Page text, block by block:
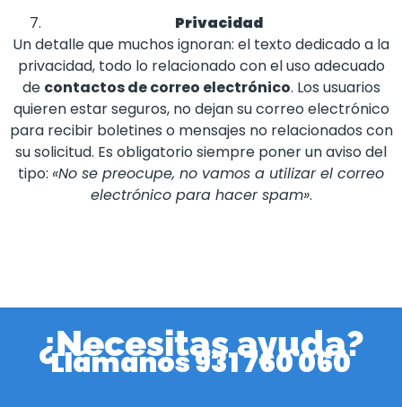
Privacidad
Un detalle que muchos ignoran: el texto dedicado a la
privacidad, todo lo relacionado con el uso adecuado
de contactos de correo electrónico. Los usuarios
quieren estar seguros, no dejan su correo electrónico
para recibir boletines o mensajes no relacionados con
su solicitud. Es obligatorio siempre poner un aviso del
tipo: «No se preocupe, no vamos a utilizar el correo
electrónico para hacer spam».
¿Necesitas ayuda?
Llámanos931 760 060